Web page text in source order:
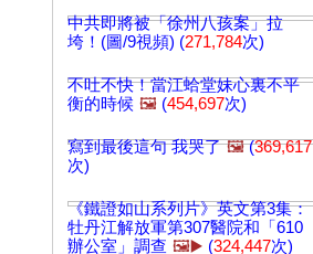
中共即將被「徐州八孩案」拉
垮！(圖/9視頻) (271,784次)
不吐不快！當江蛤堂妹心裏不平
衡的時候 🖼️ (454,697次)
寫到最後這句 我哭了 🖼️(369,617
次)
《鐵證如山系列片》英文第3集：
牡丹江解放軍第307醫院和「610
辦公室」調查 🖼️▶️ (324,447次)